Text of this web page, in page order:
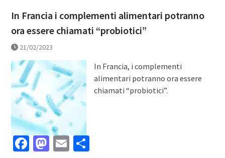
In Francia i complementi alimentari potranno
ora essere chiamati “probiotici”
21/02/2023
In Francia, i complementi
alimentari potranno ora essere
chiamati “probiotici”.
Facebook
Mastodon
EmailCondividi